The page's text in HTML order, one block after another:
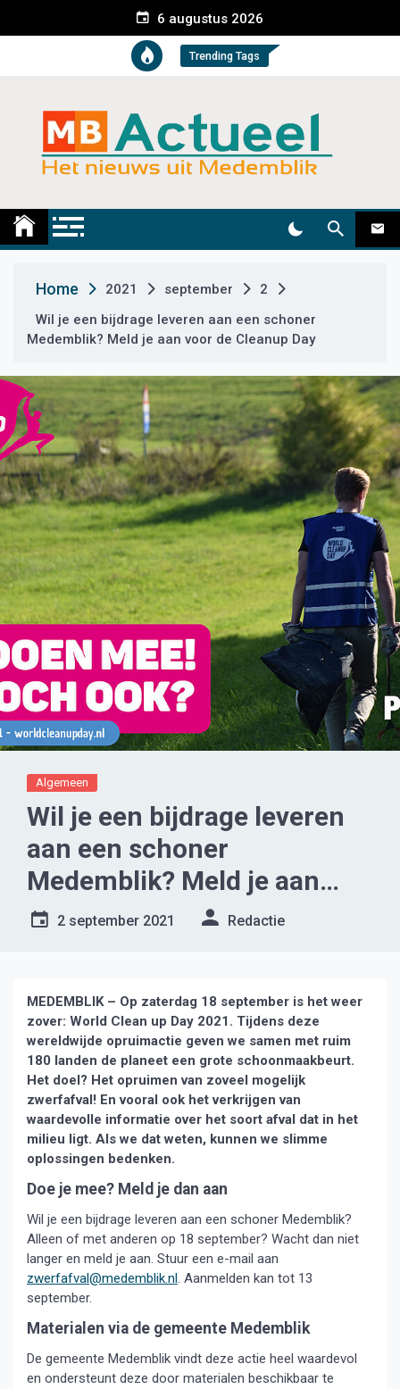
e
t
6 augustus 2026
Trending Tags
Medemblik Actueel
Home 2021 september
2
Wil je een bijdrage leveren aan een schoner
Medemblik? Meld je aan voor de Cleanup Day
Algemeen
Wil je een bijdrage leveren
aan een schoner
Medemblik? Meld je aan
voor de Cleanup Day
2 september 2021 Redactie
MEDEMBLIK – Op zaterdag 18 september is het weer
zover: World Clean up Day 2021. Tijdens deze
wereldwijde opruimactie geven we samen met ruim
180 landen de planeet een grote schoonmaakbeurt.
Het doel? Het opruimen van zoveel mogelijk
zwerfafval! En vooral ook het verkrijgen van
waardevolle informatie over het soort afval dat in het
milieu ligt. Als we dat weten, kunnen we slimme
oplossingen bedenken.
Doe je mee? Meld je dan aan
Wil je een bijdrage leveren aan een schoner Medemblik?
Alleen of met anderen op 18 september? Wacht dan niet
langer en meld je aan. Stuur een e-mail aan
zwerfafval@medemblik.nl. Aanmelden kan tot 13
september.
Materialen via de gemeente Medemblik
De gemeente Medemblik vindt deze actie heel waardevol
en ondersteunt deze door materialen beschikbaar te